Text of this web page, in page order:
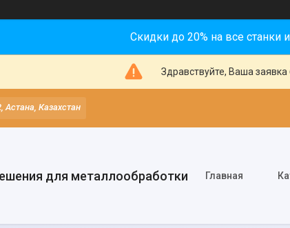
Скидки до 20% на все станки
Здравствуйте, Ваша
Астана, Казахстан
для металлообработки Главная